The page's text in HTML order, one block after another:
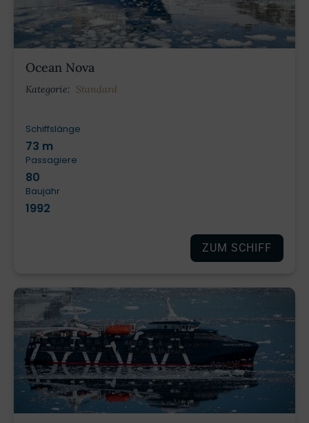
Ocean Nova
Kategorie: Standard
Schiffslänge
73 m
Passagiere
80
Baujahr
1992
ZUM SCHIFF